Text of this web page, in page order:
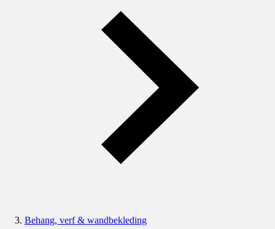
Behang, verf & wandbekleding